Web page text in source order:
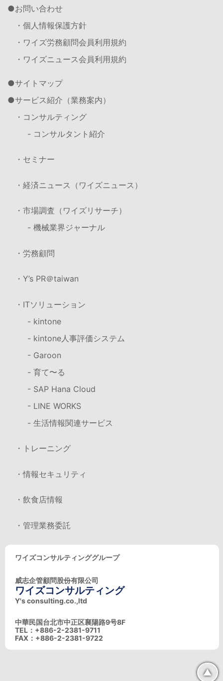
お問い合わせ
・個人情報保護方針
・ワイズ労務顧問会員利用規約
・ワイズニュース会員利用規約
サイトマップ
サービス紹介（業務案内）
・コンサルティング
- コンサルタント紹介
・セミナー
・経済ニュース（ワイズニュース）
・市場調査（ワイズリサーチ）
- 機械業界ジャーナル
・労務顧問
・Y’s PR＠taiwan
・ITソリューション
- kintone
- kintone人事評価システム
- Garoon
- 育て〜る
- SAP Hana Cloud
- LINE WORKS
- 生活情報関連サービス
・トレーニング
・情報セキュリティ
・飲食店情報
・管理業務委託
ワイズコンサルティンググループ
威志企管顧問股份有限公司
ワイズコンサルティング
Y's consulting.co.,ltd
中華民国台北市中正区襄陽路9号8F
TEL：+886-2-2381-9711
FAX：+886-2-2381-9722
▲